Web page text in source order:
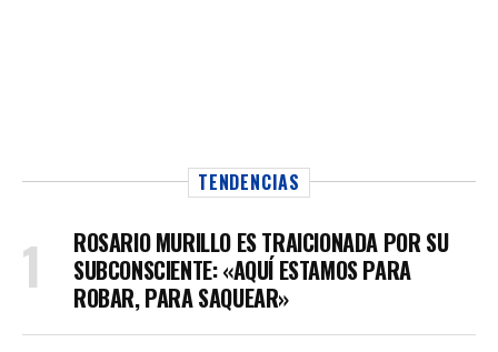
TENDENCIAS
ROSARIO MURILLO ES TRAICIONADA POR SU
SUBCONSCIENTE: «AQUÍ ESTAMOS PARA
ROBAR, PARA SAQUEAR»